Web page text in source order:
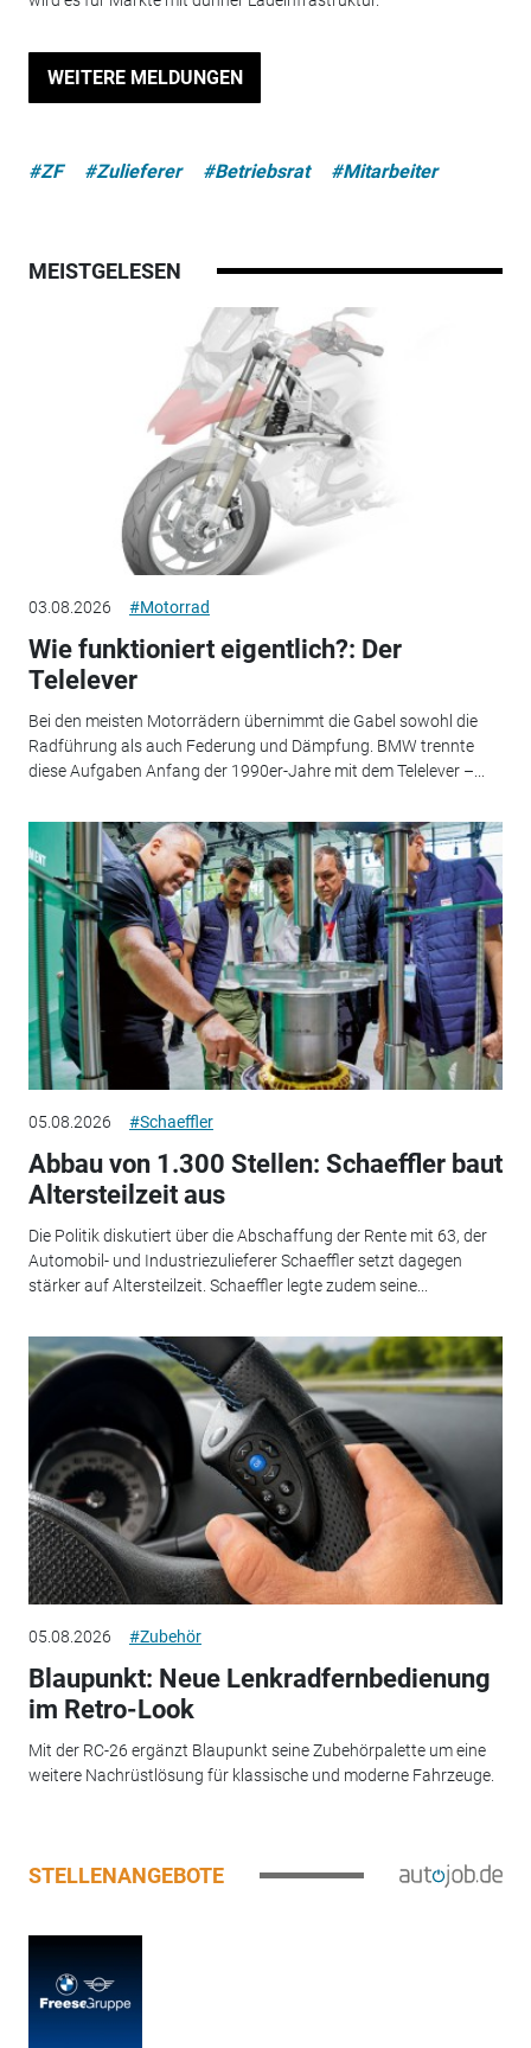
WEITERE MELDUNGEN
#ZF #Zulieferer #Betriebsrat #Mitarbeiter
MEISTGELESEN
03.08.2026 #Motorrad
Wie funktioniert eigentlich?: Der
Telelever
Bei den meisten Motorrädern übernimmt die Gabel sowohl die
Radführung als auch Federung und Dämpfung. BMW trennte
diese Aufgaben Anfang der 1990er-Jahre mit dem Telelever –...
05.08.2026 #Schaeffler
Abbau von 1.300 Stellen: Schaeffler baut
Altersteilzeit aus
Die Politik diskutiert über die Abschaffung der Rente mit 63, der
Automobil- und Industriezulieferer Schaeffler setzt dagegen
stärker auf Altersteilzeit. Schaeffler legte zudem seine...
05.08.2026 #Zubehör
Blaupunkt: Neue Lenkradfernbedienung
im Retro-Look
Mit der RC-26 ergänzt Blaupunkt seine Zubehörpalette um eine
weitere Nachrüstlösung für klassische und moderne Fahrzeuge.
STELLENANGEBOTE